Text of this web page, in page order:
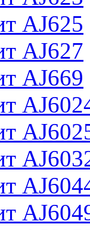
AJ625
AJ627
AJ669